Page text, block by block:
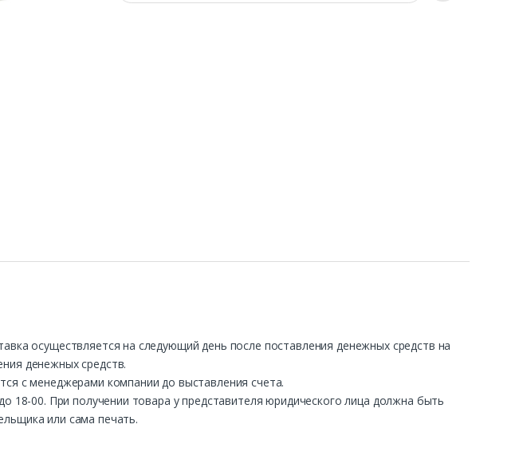
осуществляется на следующий день после поставления денежных средств на
денежных средств.
с менеджерами компании до выставления счета.
18-00. При получении товара у представителя юридического лица должна быть
или сама печать.